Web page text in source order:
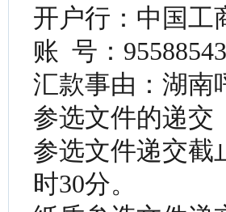
开户行：中国工
账 号：
汇款事由：湖南
参选文件的递交
参选文件递交截
时30分。